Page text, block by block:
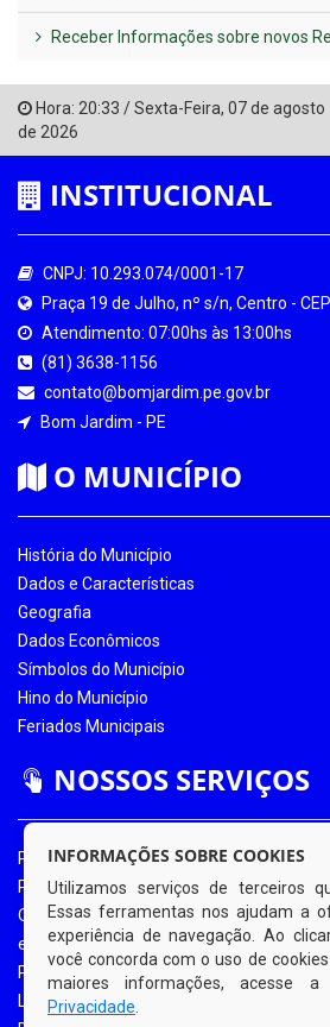
Receber Informações sobre novos
Hora: 20:33 /Sexta-Feira, 07 de agosto
de 2026
INSTITUCIONAL
CNPJ: 10.293.074/0001-17
Praça 19 de Julho, nº s/n, Centro -
Atendimento: 07:00hs às 13:00hs
(81) 3638-1156
contato@bomjardim.pe.gov.br
Bom Jardim - PE
O MUNICÍPIO
História do Município
Dados e Características
Geografia
Dados Econômicos
Símbolos do Município
Hino do Município
Feriados Municipais
NOSSOS SERVIÇOS
Portal da Transparência
Portal da Transparência COVID-19
Ouvidoria Eletrônica
e-SIC
Processos de Licitação
Licitações em Andamento
INFORMAÇÕES SOBRE COOKIES
Utilizamos serviços de terceiros
Essas ferramentas nos ajudam a
experiência de navegação. Ao
você concorda com o uso de
maiores informações, acesse
Privacidade